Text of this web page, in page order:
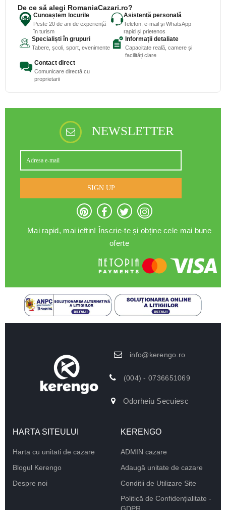
De ce să alegi RomaniaCazari.ro?
Cunoaștem locurile
Peste 20 de ani de experiență
în turism
Asistență personală
Telefon, e-mail și WhatsApp
rapid și prietenos
Specialiști în grupuri
Tabere, școli, sport, evenimente
Informații detaliate
Capacitate reală, camere și
facilități clare
Contact direct
Comunicare directă cu
proprietarii
NEWSLETTER
SIGN UP
Mai rapid, mai ieftin! Înscrie-te și obține cele mai bune
oferte
info@kerengo.ro
(004) - 0736651069
Odorheiu Secuiesc
HARTA SITEULUI
Harta cu unitati de cazare
Blogul Kerengo
Despre noi
KERENGO
ADMIN cazare
Adaugă unitate de cazare
Conditii de Utilizare Site
Politică de Confidențialitate -
GDPR